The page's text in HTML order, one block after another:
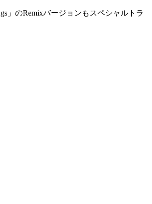
」のRemixバージョンもスペシャルトラ